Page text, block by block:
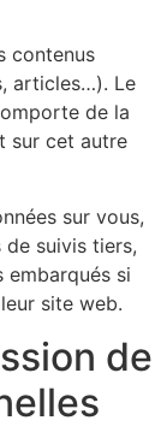
contenus
articles…). Le
de la
sur cet autre
sur vous,
suivis tiers,
embarqués si
site web.
de